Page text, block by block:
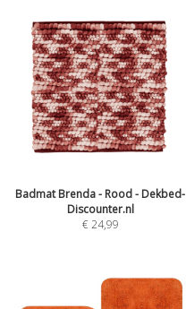
Badmat Brenda - Rood - Dekbed-
Discounter.nl
€24,99